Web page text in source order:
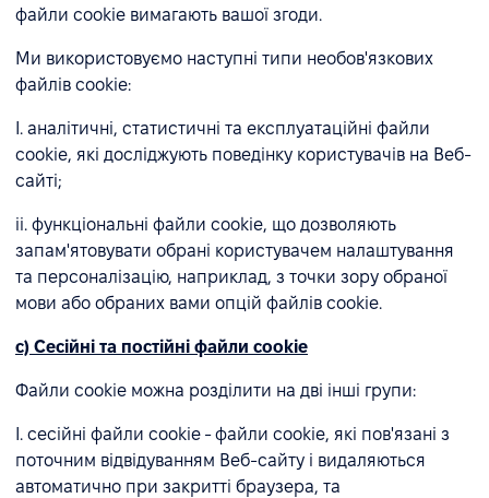
файли cookie вимагають вашої згоди.
Ми використовуємо наступні типи необов'язкових
файлів cookie:
I. аналітичні, статистичні та експлуатаційні файли
cookie, які досліджують поведінку користувачів на Веб-
сайті;
ii. функціональні файли cookie, що дозволяють
запам'ятовувати обрані користувачем налаштування
та персоналізацію, наприклад, з точки зору обраної
мови або обраних вами опцій файлів cookie.
c) Сесійні та постійні файли cookie
Файли cookie можна розділити на дві інші групи:
I. сесійні файли cookie - файли cookie, які пов'язані з
поточним відвідуванням Веб-сайту і видаляються
автоматично при закритті браузера, та